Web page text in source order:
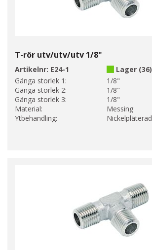
T-rör utv/utv/utv 1/8"
Artikelnr: E24-1
Lager (36)
Gänga storlek 1:
1/8"
Gänga storlek 2:
1/8"
Gänga storlek 3:
1/8"
Material:
Messing
Ytbehandling:
Nickelpläterad